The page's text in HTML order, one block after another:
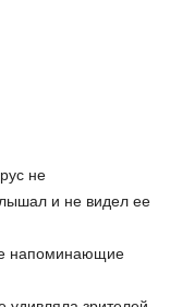
не
и не видел ее
напоминающие